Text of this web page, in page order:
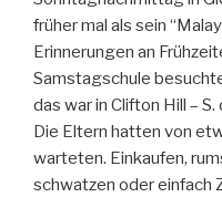
früher mal als sein
Erinnerungen an
Samstagschule
das war in Clifton Hill –
Die Eltern hatten von
warteten. Einkaufen,
schwatzen oder einfach